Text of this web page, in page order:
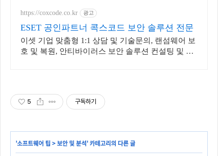
https://coxcode.co.kr 광고
ESET 공인파트너 콕스코드 보안 솔루션 전문
이셋 기업 맞춤형 1:1 상담 및 기술문의, 랜섬웨어 보
호 및 복원, 안티바이러스 보안 솔루션 컨설팅 및 가
5 구독하기
'소프트웨어 팁 >보안 및 분석' 카테고리의 다른 글